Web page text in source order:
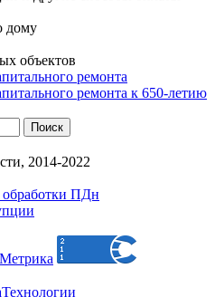
дому
объектов
ремонта
ремонта к 650-летию
2014-2022
ПДн